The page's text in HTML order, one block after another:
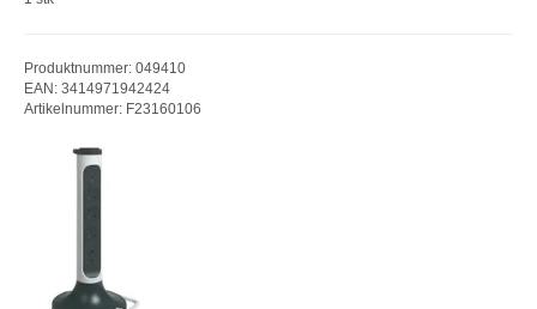
Produktnummer: 049410
EAN: 3414971942424
Artikelnummer: F23160106